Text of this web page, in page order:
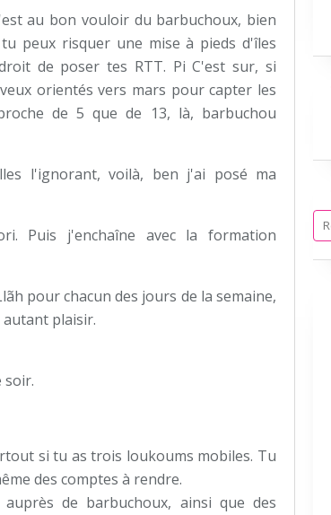
au bon vouloir du barbuchoux, bien
peux risquer une mise à pieds d'îles
de poser tes RTT. Pi C'est sur, si
orientés vers mars pour capter les
de 5 que de 13, là, barbuchou
l'ignorant, voilà, ben j'ai posé ma
Puis j'enchaîne avec la formation
pour chacun des jours de la semaine,
plaisir.
soir.
si tu as trois loukoums mobiles. Tu
des comptes à rendre.
de barbuchoux, ainsi que des